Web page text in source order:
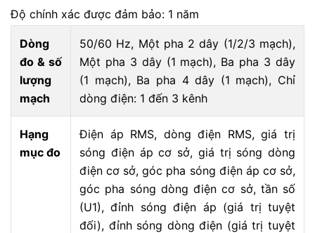
Độ chính xác được đảm bảo: 1 năm
Dòng
đo & số
lượng
mạch
50/60 Hz, Một pha 2 dây (1/2/3 mạch),
Một pha 3 dây (1 mạch), Ba pha 3 dây
(1 mạch), Ba pha 4 dây (1 mạch), Chỉ
dòng điện: 1 đến 3 kênh
Hạng
mục đo
Điện áp RMS, dòng điện RMS, giá trị
sóng điện áp cơ sở, giá trị sóng dòng
điện cơ sở, góc pha sóng điện áp cơ sở,
góc pha sóng dòng điện cơ sở, tần số
(U1), đỉnh sóng điện áp (giá trị tuyệt
đối), đỉnh sóng dòng điện (giá trị tuyệt